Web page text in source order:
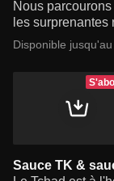
Nous
les surprenantes
Disponible
Sauce TK &